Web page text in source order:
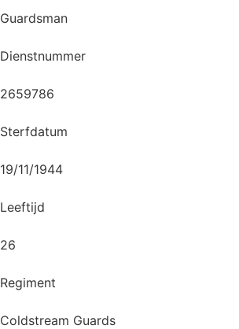
Guardsman
Dienstnummer
2659786
Sterfdatum
19/11/1944
Leeftijd
26
Regiment
Coldstream Guards